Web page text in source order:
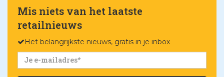
Mis niets van het laatste
retailnieuws
Het belangrijkste nieuws, gratis in je inbox